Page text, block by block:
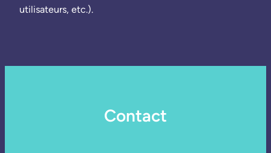
utilisateurs, etc.).
Contact